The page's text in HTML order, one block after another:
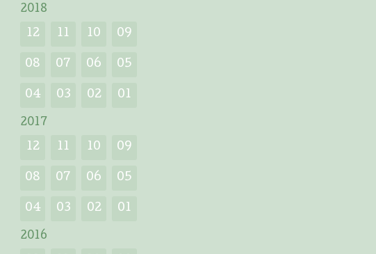
2018
12 11 10 09
08 07 06 05
04 03 02 01
2017
12 11 10 09
08 07 06 05
04 03 02 01
2016